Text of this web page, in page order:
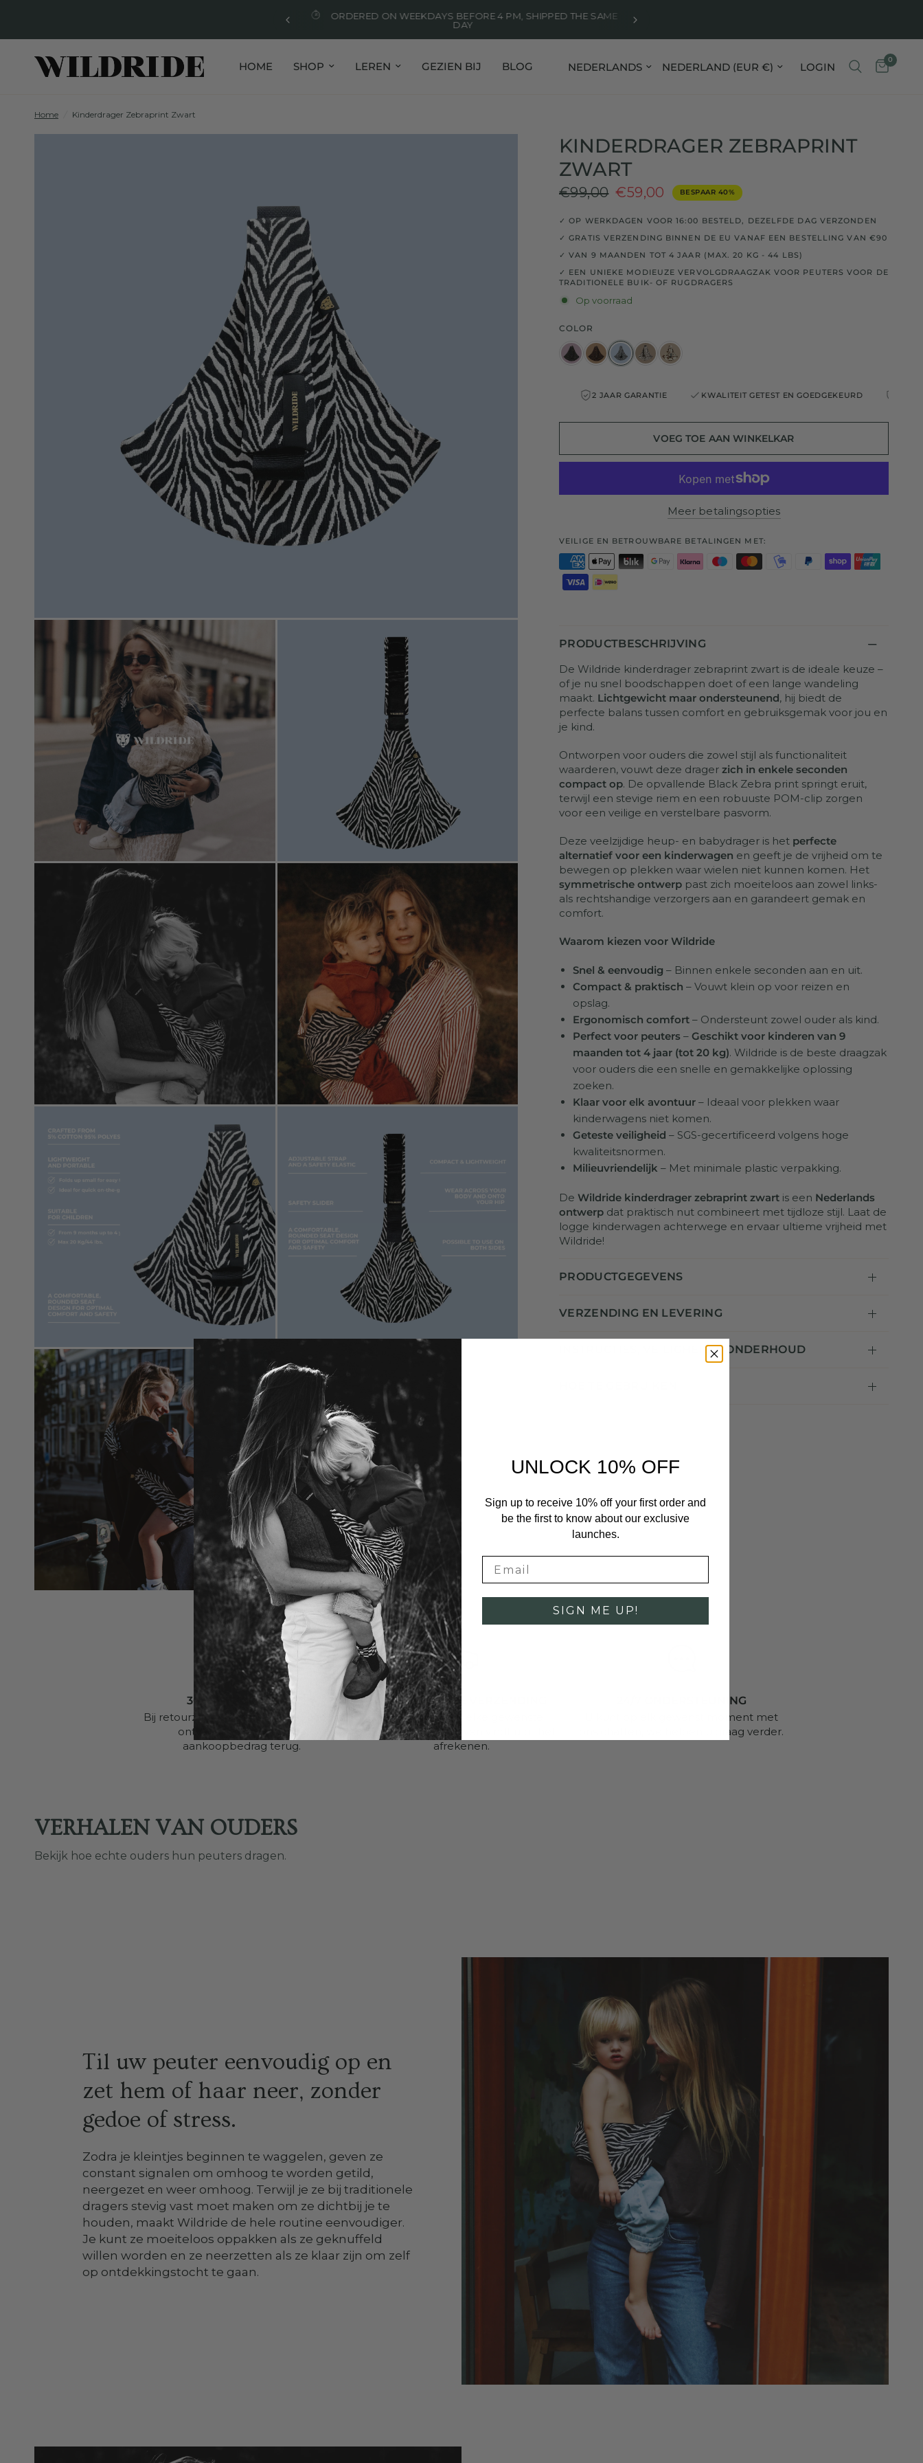
ORDERED ON WEEKDAYS BEFORE 4 PM, SHIPPED THE SAME
DAY
HOME SHOP LEREN GEZIEN BIJ BLOG Land/regio bijwerkenLand/regio bijwerken LOGIN
0
Home Kinderdrager Zebraprint Zwart
KINDERDRAGER ZEBRAPRINT
ZWART
€99,00 €59,00 BESPAAR 40%
✓ OP WERKDAGEN VOOR 16:00 BESTELD, DEZELFDE DAG VERZONDEN
✓ GRATIS VERZENDING BINNEN DE EU VANAF EEN BESTELLING VAN €90
✓ VAN 9 MAANDEN TOT 4 JAAR (MAX. 20 KG - 44 LBS)
✓ EEN UNIEKE MODIEUZE VERVOLGDRAAGZAK VOOR PEUTERS VOOR DE
TRADITIONELE BUIK- OF RUGDRAGERS
Op voorraad
COLOR
2 JAAR GARANTIE KWALITEIT GETEST EN GOEDGEKEURD 2 JAAR
VOEG TOE AAN WINKELKAR
Meer betalingsopties
VEILIGE EN BETROUWBARE BETALINGEN MET:
PRODUCTBESCHRIJVING
De Wildride kinderdrager zebraprint zwart is de ideale keuze –
of je nu snel boodschappen doet of een lange wandeling
maakt. Lichtgewicht maar ondersteunend, hij biedt de
perfecte balans tussen comfort en gebruiksgemak voor jou en
je kind.
Ontworpen voor ouders die zowel stijl als functionaliteit
waarderen, vouwt deze dragerzich in enkele seconden
compact op. De opvallende Black Zebra print springt eruit,
terwijl een stevige riem en een robuuste POM-clip zorgen
voor een veilige en verstelbare pasvorm.
Deze veelzijdige heup- en babydrager is het perfecte
alternatief voor een kinderwagen en geeft je de vrijheid om te
bewegen op plekken waar wielen niet kunnen komen. Het
symmetrische ontwerp past zich moeiteloos aan zowel links-
als rechtshandige verzorgers aan en garandeert gemak en
comfort.
Waarom kiezen voor Wildride
Snel & eenvoudig – Binnen enkele seconden aan en uit.
Compact & praktisch – Vouwt klein op voor reizen en
opslag.
Ergonomisch comfort – Ondersteunt zowel ouder als kind.
Perfect voor peuters – Geschikt voor kinderen van 9
maanden tot 4 jaar (tot 20 kg). Wildride is de beste draagzak
voor ouders die een snelle en gemakkelijke oplossing
zoeken.
Klaar voor elk avontuur – Ideaal voor plekken waar
kinderwagens niet komen.
Geteste veiligheid – SGS-gecertificeerd volgens hoge
kwaliteitsnormen.
Milieuvriendelijk – Met minimale plastic verpakking.
De Wildride kinderdrager zebraprint zwart is een Nederlands
ontwerp dat praktisch nut combineert met tijdloze stijl. Laat de
logge kinderwagen achterwege en ervaar ultieme vrijheid met
Wildride!
PRODUCTGEGEVENS
VERZENDING EN LEVERING
INSTRUCTIES, VEILIGHEID & ONDERHOUD
30 DAGEN RETOUR
Bij retourzendingen binnen 30 dagen
ontvangt u het volledige
aankoopbedrag terug.
WERELDWIJDE VERZENDING
Verzenden naar elke gewenste
bestemming, tarieven vindt u bij het
afrekenen.
24/7 ONDERSTEUNING
U kunt op elk gewenst moment met
ons chatten, we helpen u graag verder.
VERHALEN VAN OUDERS
Bekijk hoe echte ouders hun peuters dragen.
Til uw peuter eenvoudig op en
zet hem of haar neer, zonder
gedoe of stress.
Zodra je kleintjes beginnen te waggelen, geven ze
constant signalen om omhoog te worden getild,
neergezet en weer omhoog. Terwijl je ze bij traditionele
dragers stevig vast moet maken om ze dichtbij je te
houden, maakt Wildride de hele routine eenvoudiger.
Je kunt ze moeiteloos oppakken als ze geknuffeld
willen worden en ze neerzetten als ze klaar zijn om zelf
op ontdekkingstocht te gaan.
UNLOCK 10% OFF
Sign up to receive 10% off your first order and
be the first to know about our exclusive
launches.
SIGN ME UP!